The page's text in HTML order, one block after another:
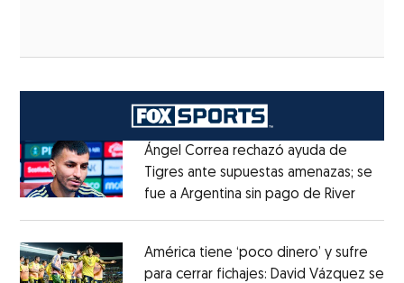
Ángel Correa rechazó ayuda de
Tigres ante supuestas amenazas; se
fue a Argentina sin pago de RiverOpens
América tiene ‘poco dinero’ y sufre
para cerrar fichajes: David Vázquez se